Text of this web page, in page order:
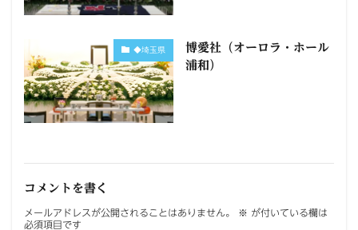
◆埼玉県
博愛社（オーロラ・ホール
浦和）
コメントを書く
メールアドレスが公開されることはありません。 ※ が付いている欄は
必須項目です